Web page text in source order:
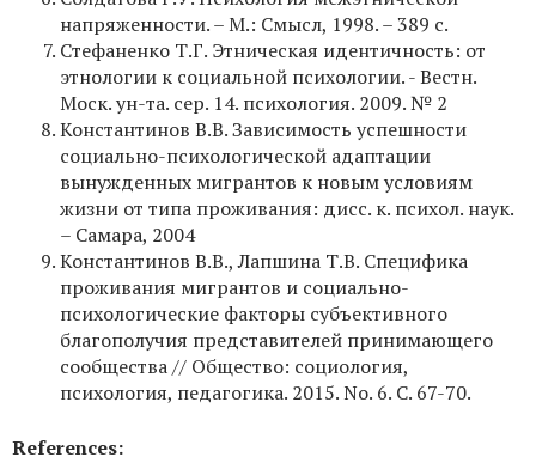
напряженности. – М.: Смысл, 1998. – 389 с.
Стефаненко Т.Г. Этническая идентичность: от
этнологии к социальной психологии. - Вестн.
Моск. ун-та. сер. 14. психология. 2009. № 2
Константинов В.В. Зависимость успешности
социально-психологической адаптации
вынужденных мигрантов к новым условиям
жизни от типа проживания: дисс. к. психол. наук.
– Самара, 2004
Константинов В.В., Лапшина Т.В. Специфика
проживания мигрантов и социально-
психологические факторы субъективного
благополучия представителей принимающего
сообщества // Общество: социология,
психология, педагогика. 2015. No. 6. С. 67-70.
References: